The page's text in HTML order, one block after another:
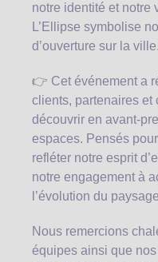
notre identité et notre
L’Ellipse symbolise
d’ouverture sur la ville.
👉 Cet événement a
clients, partenaires et
découvrir en avant-
espaces. Pensés
refléter notre esprit
notre engagement à
l’évolution du
Nous remercions
équipes ainsi que